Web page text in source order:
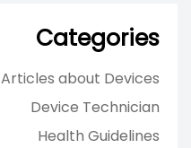
Categories
Articles about Devices
Device Technician
Health Guidelines